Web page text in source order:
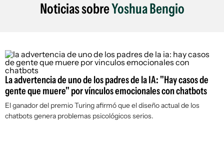
Noticias sobreYoshua Bengio
La advertencia de uno de los padres de la IA: "Hay casos de
gente que muere" por vínculos emocionales con chatbots
El ganador del premio Turing afirmó que el diseño actual de los
chatbots genera problemas psicológicos serios.